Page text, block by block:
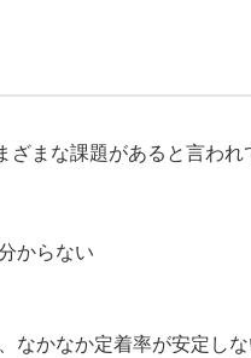
まな課題があると言われ
からない
なかなか定着率が安定し